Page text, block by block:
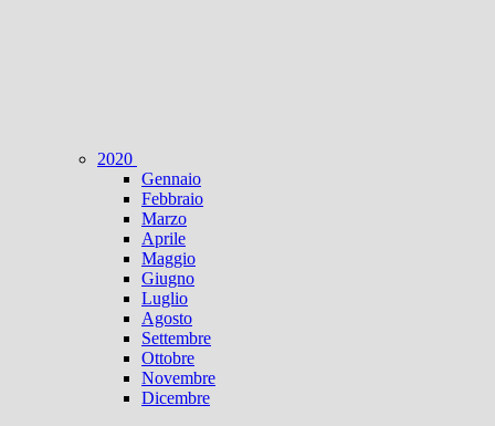
2020
Gennaio
Febbraio
Marzo
Aprile
Maggio
Giugno
Luglio
Agosto
Settembre
Ottobre
Novembre
Dicembre